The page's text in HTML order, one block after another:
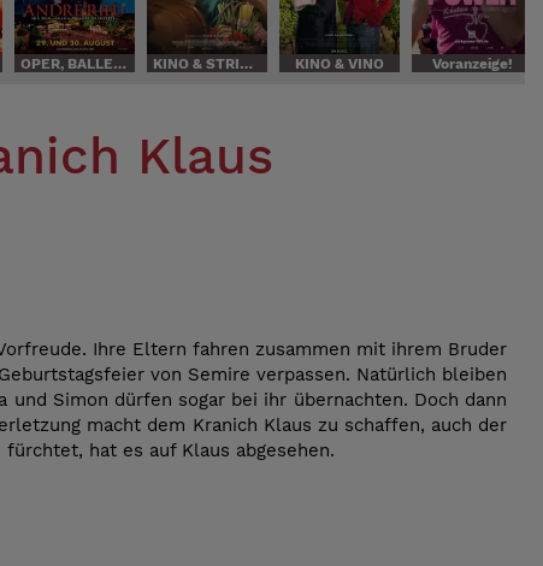
OPER, BALLETT und KONZERT KINO & STRICKEN KINO & VINO Voranzeige!
Klaus
Ihre Eltern fahren zusammen mit ihrem Bruder
von Semire verpassen. Natürlich bleiben
Simon dürfen sogar bei ihr übernachten. Doch dann
macht dem Kranich Klaus zu schaffen, auch der
hat es auf Klaus abgesehen.